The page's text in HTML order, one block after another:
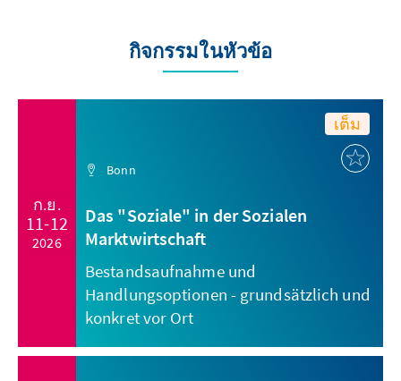
กิจกรรมในหัวข้อ
ก.ย.
11-12
2026
เต็ม
Bonn
Das "Soziale" in der Sozialen
Marktwirtschaft
Bestandsaufnahme und
Handlungsoptionen - grundsätzlich und
konkret vor Ort